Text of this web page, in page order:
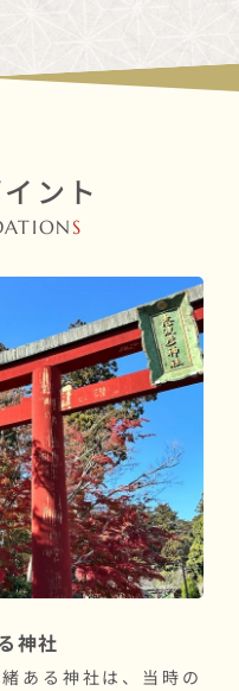
ント
S
神社
ある神社は、当時の